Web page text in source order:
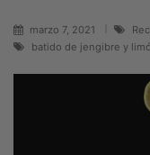
marzo 7, 2021
batido de jengibre y